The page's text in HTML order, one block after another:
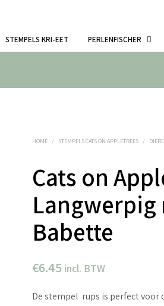
STEMPELS KRI-EET PERLENFISCHER
HOME / STEMPELS CATS ON APPLETREES /
Cats on
Langwerpig
Babette
€6.45 incl. BTW
De stempel rups is perfect voor